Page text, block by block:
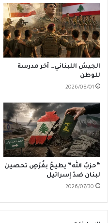
الجيش اللبناني… آخر مدرسة
للوطن
2026/08/01
“حزبُ الله” يطيحُ بفُرَصِ تحصين
لبنان ضدّ إسرائيل
2026/07/30